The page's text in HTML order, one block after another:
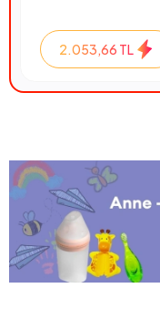
2.053,66 TL